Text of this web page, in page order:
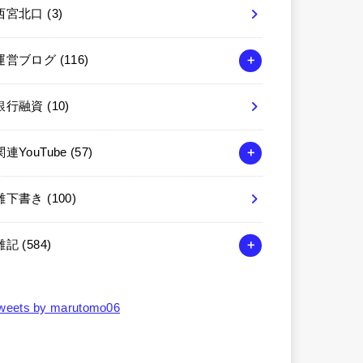
宮北口 (3)
営ブログ (116)
行融資 (10)
連YouTube (57)
下書き (100)
記 (584)
by marutomo06